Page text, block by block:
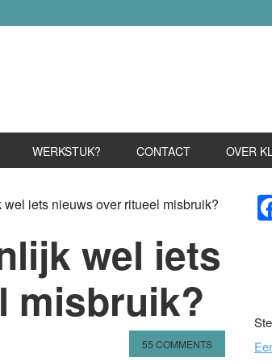
WERKSTUK? CONTACT OVER
iets nieuws over ritueel misbruik?
wel iets
misbruik?
55 COMMENTS